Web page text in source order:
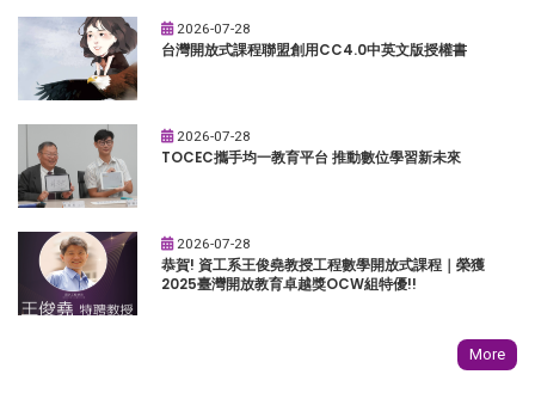
2026-07-28
台灣開放式課程聯盟創用CC4.0中英文版授權書
2026-07-28
TOCEC攜手均一教育平台 推動數位學習新未來
2026-07-28
恭賀! 資工系王俊堯教授工程數學開放式課程｜榮獲
2025臺灣開放教育卓越獎OCW組特優!!
More